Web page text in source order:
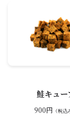
鮭キュー
900円 （税込